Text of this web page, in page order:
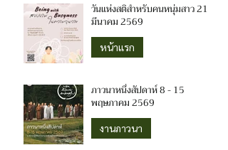
วันแห่งสติสำหรับคนหนุ่มสาว 21
มีนาคม 2569
หน้าแรก
ภาวนาหนึ่งสัปดาห์ 8 - 15
พฤษภาคม 2569
งานภาวนา